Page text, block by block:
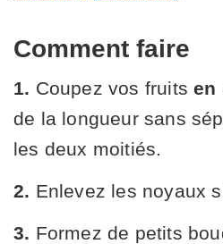
Comment faire
1. Coupez vos fruitsen
de la longueur sans
les deux moitiés.
2. Enlevez les noyaux
3. Formez de petits